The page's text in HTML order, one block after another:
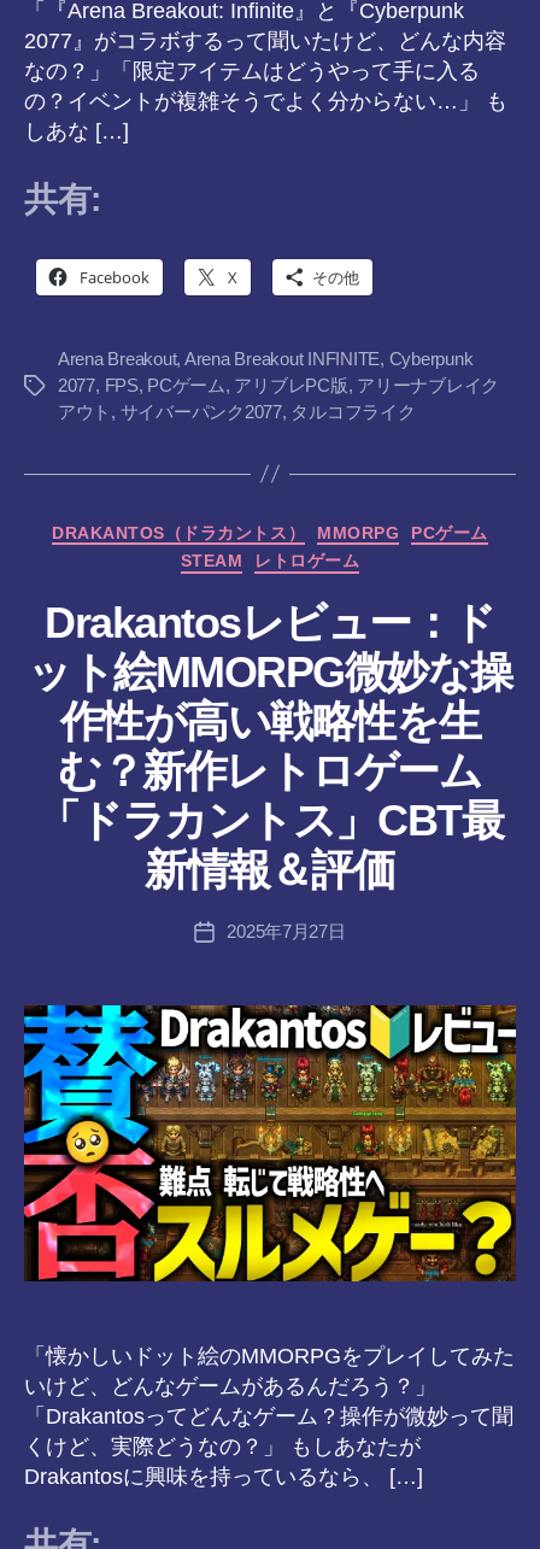
「『Arena Breakout: Infinite』と『Cyberpunk
2077』がコラボするって聞いたけど、どんな内容
なの？」「限定アイテムはどうやって手に入る
の？イベントが複雑そうでよく分からない…」 も
しあな […]
共有:
Facebook X その他
タ
Arena Breakout, Arena Breakout INFINITE, Cyberpunk
2077, FPS, PCゲーム, アリブレPC版, アリーナブレイク
アウト , サイバーパンク2077, タルコフライク
カ
テ
ゴ
ー
DRAKANTOS（ドラカントス） MMORPG
PCゲーム
STEAM
レトロゲーム
Drakantosレビュー：ド
ット絵MMORPG微妙な操
作性が高い戦略性を生
む？新作レトロゲーム
「ドラカントス」CBT最
新情報＆評価
投
稿
成
者
:
a
8-
vr
投
2025年7月27日
「懐かしいドット絵のMMORPGをプレイしてみた
いけど、どんなゲームがあるんだろう？」
「Drakantosってどんなゲーム？操作が微妙って聞
くけど、実際どうなの？」 もしあなたが
Drakantosに興味を持っているなら、 […]